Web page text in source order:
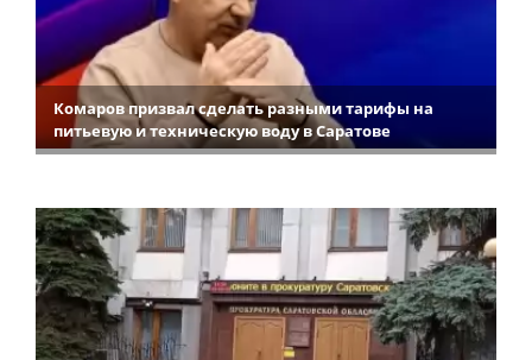
Комаров призвал сделать разными тарифы на
питьевую и техническую воду в Саратове